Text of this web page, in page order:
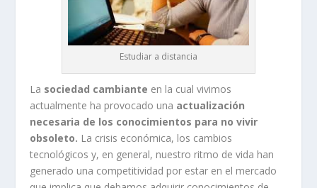
Estudiar a distancia
La sociedad cambiante en la cual vivimos
actualmente ha provocado una actualización
necesaria de los conocimientos para no vivir
obsoleto. La crisis económica, los cambios
tecnológicos y, en general, nuestro ritmo de vida han
generado una competitividad por estar en el mercado